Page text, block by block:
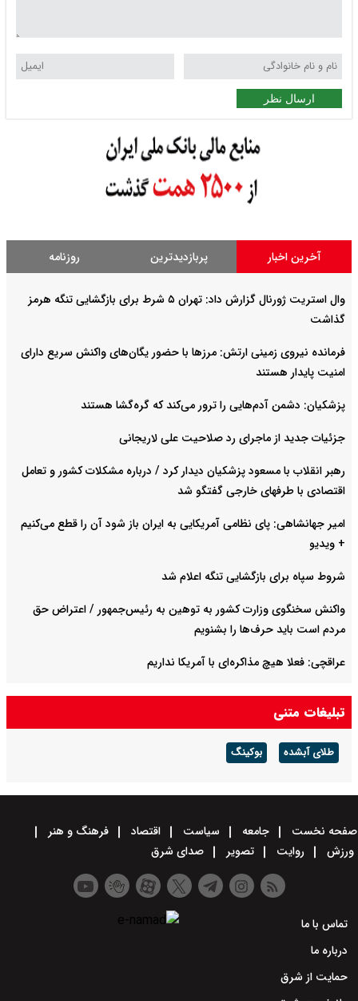
ارسال نظر
آخرین اخبار پربازدیدترین روزنامه
وال استریت ژورنال گزارش داد: تهران ۵ شرط برای بازگشایی تنگه هرمز
گذاشت
فرمانده نیروی زمینی ارتش: مرزها با حضور یگان‌های واکنش سریع دارای
امنیت پایدار هستند
پزشکیان: دشمن آدم‌هایی را ترور می‌کند که گره‌گشا هستند
جزئیات جدید از ماجرای رد صلاحیت علی لاریجانی
رهبر انقلاب با مسعود پزشکیان دیدار کرد / درباره مشکلات کشور و تعامل
اقتصادی با طرفهای خارجی گفتگو شد
امیر جهانشاهی: پای نظامی آمریکایی به ایران باز شود آن را قطع می‌کنیم
+ ویدیو
شروط سپاه برای بازگشایی تنگه اعلام شد
واکنش سخنگوی وزارت کشور به توهین به رئیس‌جمهور / اعتراض حق
مردم است باید حرف‌ها را بشنویم
عراقچی: فعلا هیچ مذاکره‌ای با آمریکا نداریم
توضیح سخنگوی وزارت کشور درباره پلمب برخی کافه‌ها به دلیل بی‌حجابی
تبلیغات متنی
طلای آبشده بوکینگ
صفحه نخست جامعه سیاست اقتصاد
فرهنگ و هنر
ورزش
روایت تصویر صدای شرق
تماس با ما
درباره ما
حمایت از شرق